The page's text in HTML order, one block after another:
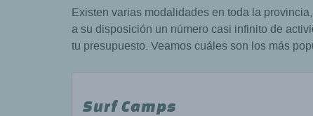
Existen varias modalidades en toda la
a su disposición un número casi infinito de
tu presupuesto. Veamos cuáles son los más
Surf Camps